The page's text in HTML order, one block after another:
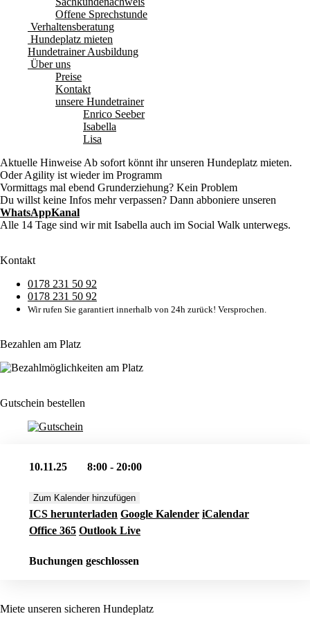
Offene Sprechstunde
Verhaltensberatung
Hundeplatz mieten
Hundetrainer Ausbildung
Über uns
Preise
Kontakt
unsere Hundetrainer
Enrico Seeber
Isabella
Lisa
Aktuelle Hinweise Ab sofort könnt ihr unseren Hundeplatz mieten.
Oder Agility ist wieder im Programm
Vormittags mal ebend Grunderziehung? Kein Problem
Du willst keine Infos mehr verpassen? Dann abboniere unseren
WhatsAppKanal
Alle 14 Tage sind wir mit Isabella auch im Social Walk unterwegs.
Kontakt
0178 231 50 92
0178 231 50 92
Wir rufen Sie garantiert innerhalb von 24h zurück! Versprochen.
Bezahlen am Platz
Gutschein bestellen
10.11.25 8:00 - 20:00
Zum Kalender hinzufügen
ICS herunterladen Google Kalender iCalendar
Office 365 Outlook Live
Buchungen geschlossen
Miete unseren sicheren Hundeplatz